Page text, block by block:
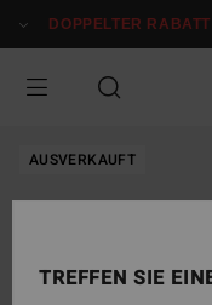
zur
springen
DOPPELTER RABATT
AUSVERKAUFT
TREFFEN SIE